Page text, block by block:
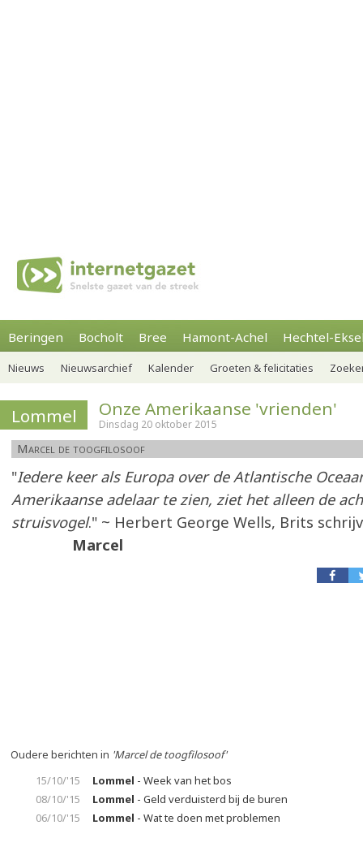
Beringen Bocholt Bree Hamont-Achel Hechtel-
Nieuws Nieuwsarchief Kalender Groeten & felicitaties
Lommel Onze Amerikaanse 'vrienden'
Dinsdag 20 oktober 2015
Marcel de toogfilosoof
"Iedere keer als Europa over de Atlantische
Amerikaanse adelaar te zien, ziet het alleen de
struisvogel." ~ Herbert George Wells, Brits
Marcel
Oudere berichten in 'Marcel de toogfilosoof'
15/10/'15
Lommel - Week van het bos
08/10/'15
Lommel - Geld verduisterd bij de buren
06/10/'15
Lommel - Wat te doen met problemen